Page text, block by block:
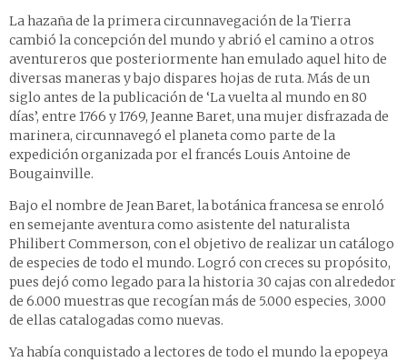
La hazaña de la primera circunnavegación de la Tierra
cambió la concepción del mundo y abrió el camino a otros
aventureros que posteriormente han emulado aquel hito de
diversas maneras y bajo dispares hojas de ruta. Más de un
siglo antes de la publicación de ‘La vuelta al mundo en 80
días’, entre 1766 y 1769, Jeanne Baret, una mujer disfrazada de
marinera, circunnavegó el planeta como parte de la
expedición organizada por el francés Louis Antoine de
Bougainville.
Bajo el nombre de Jean Baret, la botánica francesa se enroló
en semejante aventura como asistente del naturalista
Philibert Commerson, con el objetivo de realizar un catálogo
de especies de todo el mundo. Logró con creces su propósito,
pues dejó como legado para la historia 30 cajas con alrededor
de 6.000 muestras que recogían más de 5.000 especies, 3.000
de ellas catalogadas como nuevas.
Ya había conquistado a lectores de todo el mundo la epopeya